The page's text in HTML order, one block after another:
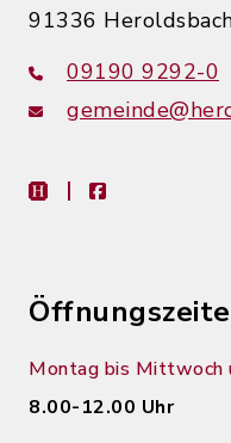
91336
09190 9292-0
heimat-infofacebook
Montag bis Mittwoch
8.00-12.00 Uhr